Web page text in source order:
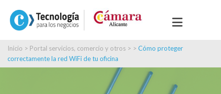
Inicio > Portal servicios, comercio y otros > > Cómo proteger
correctamente la red WiFi de tu oficina